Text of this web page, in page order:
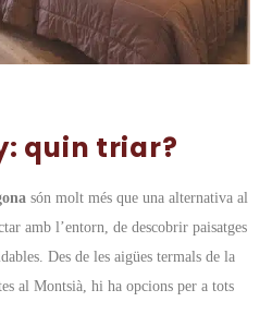
quin triar?
són molt més que una alternativa al
amb l’entorn, de descobrir paisatges
Des de les aigües termals de la
al Montsià, hi ha opcions per a tots